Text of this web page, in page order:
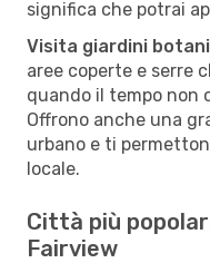
significa che potrai
Visita giardini
aree coperte e serre
quando il tempo non
Offrono anche una
urbano e ti
locale.
Città più
Fairview